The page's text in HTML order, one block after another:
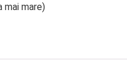
mai mare)